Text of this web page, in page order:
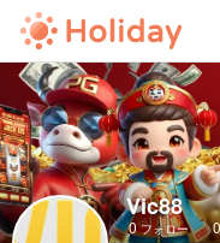
Vic88
0フォロー